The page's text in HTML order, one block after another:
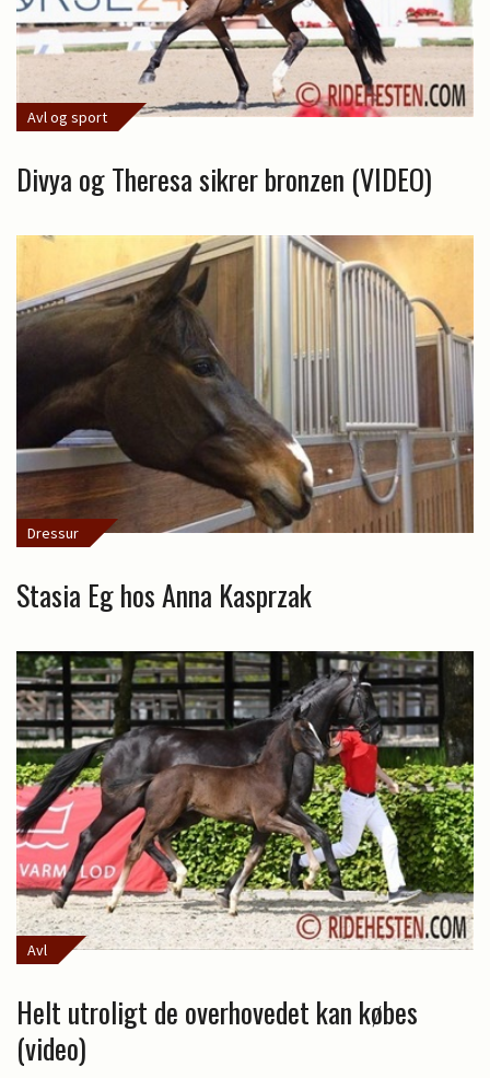
Avl og sport
Divya og Theresa sikrer bronzen (VIDEO)
Dressur
Stasia Eg hos Anna Kasprzak
Avl
Helt utroligt de overhovedet kan købes
(video)